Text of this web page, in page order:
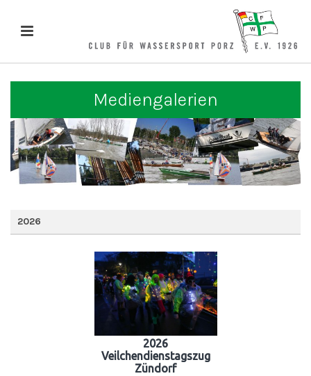
Mediengalerien
2026
2026
Veilchendienstagszug
Zündorf